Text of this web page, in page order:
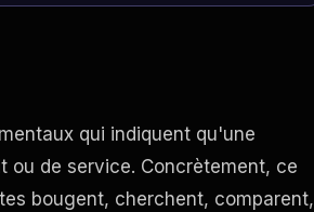
qui indiquent qu'une
ou de service. Concrètement, ce
bougent, cherchent, comparent,